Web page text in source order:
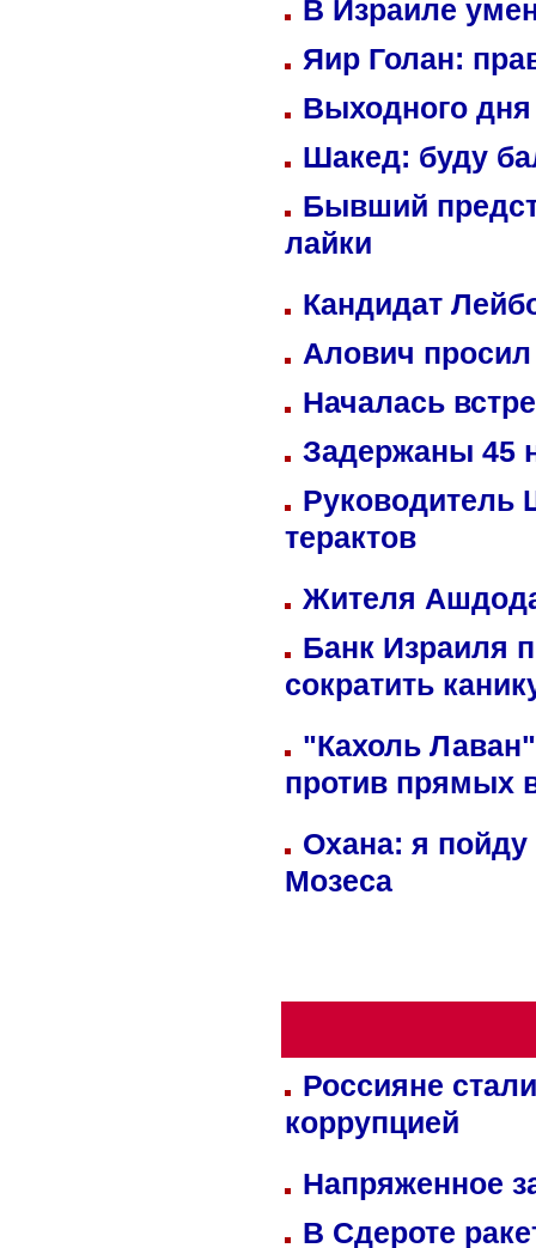
В Израиле
Яир Голан:
Выходного
Шакед: буду
Бывший
лайки
Кандидат
Алович просил
Началась
Задержаны 45
Руководитель
терактов
Жителя
Банк Израиля
сократить
"Кахоль
против прямых
Охана: я пойду
Мозеса
Россияне
коррупцией
Напряженное
В Сдероте